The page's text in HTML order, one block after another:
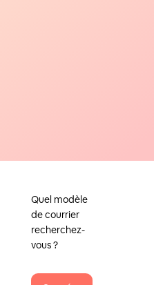
Quel modèle
de courrier
recherchez-
vous ?